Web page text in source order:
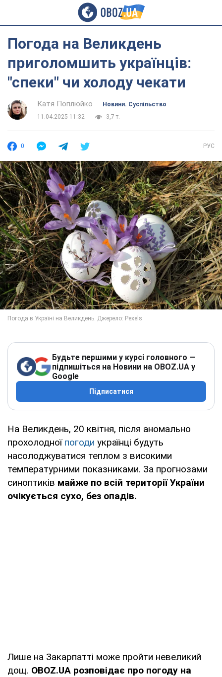
Погода на Великдень
приголомшить українців:
"спеки" чи холоду чекати
Катя Поплюйко
Новини. Суспільство
11.04.2025 11:32
3,7 т.
0 РУС
Будьте першими у курсі головного —
підпишіться на Новини на OBOZ.UA у
Google
Підписатися
На Великдень, 20 квітня, після аномально
прохолодної погоди українці будуть
насолоджуватися теплом з високими
температурними показниками. За прогнозами
синоптиків майже по всій території України
очікується сухо, без опадів.
Лише на Закарпатті може пройти невеликий
дощ. OBOZ.UA розповідає про погоду на